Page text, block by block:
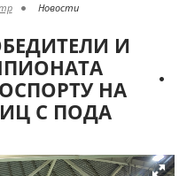
Новости
И
НА
С ПОДА